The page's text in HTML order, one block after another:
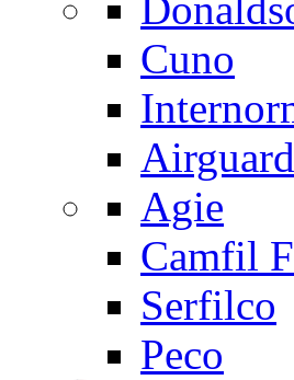
Cuno
Agie
Camfil
Serfilco
Peco